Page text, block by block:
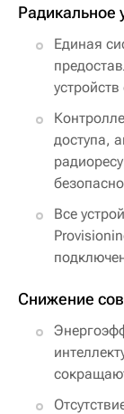
Радикальное
Единая
доступа,
Все
Снижение